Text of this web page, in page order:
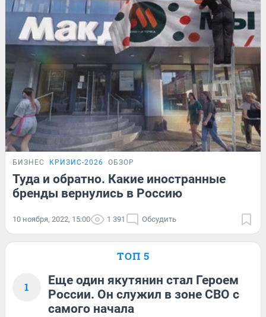
БИЗНЕС КРИЗИС-2026 ОБЗОР
Туда и обратно. Какие иностранные
бренды вернулись в Россию
10 ноября, 2022, 15:00 1 391 Обсудить
ТОП 5
1
Еще один якутянин стал Героем
России. Он служил в зоне СВО с
самого начала